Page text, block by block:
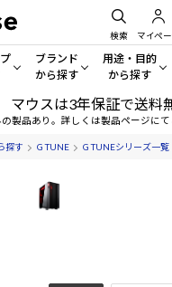
検索 マイペ
イプから探す をすべてみる
プPC
ブランド
から探す
mouse
G TUNE
NEXTGEAR
用途・目的
から探す
一般向けパ
ゲーミング
マウスは3年保証で送料
製品あり。詳しくは製品ページにて
探す G TUNE G TUNEシリーズ一覧